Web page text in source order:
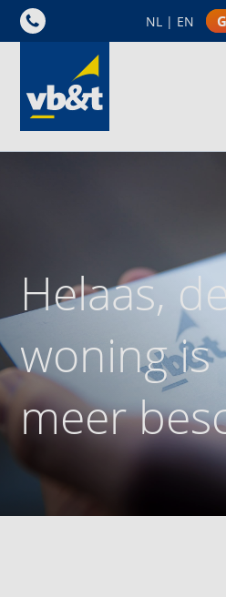
NL | EN
Helaas,
woning is
meer